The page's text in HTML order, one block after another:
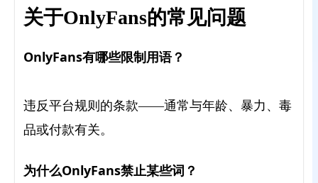
关于OnlyFans的常见问题
OnlyFans有哪些限制用语？
违反平台规则的条款——通常与年龄、暴力、毒
品或付款有关。
为什么OnlyFans禁止某些词？